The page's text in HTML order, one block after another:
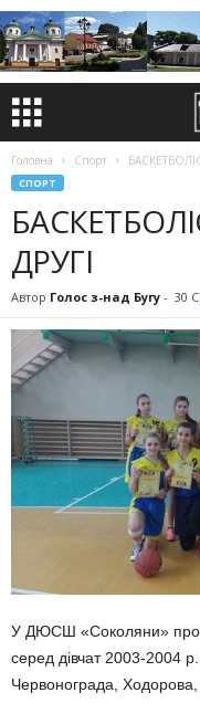
Головна Спорт
СПОРТ
ДРУГІ
Автор Голос з-над Бугу - 30
У ДЮСШ «Соколяни»
серед дівчат 2003-2004
Червонограда, Ходорова,